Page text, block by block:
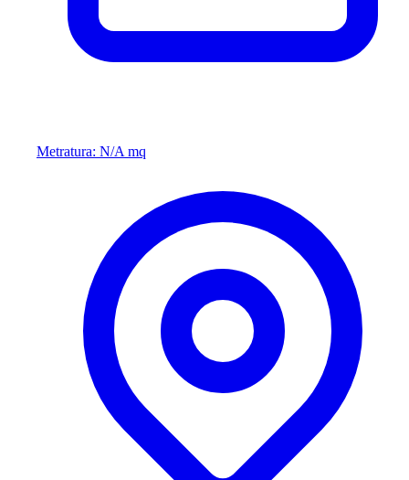
Metratura: N/A mq